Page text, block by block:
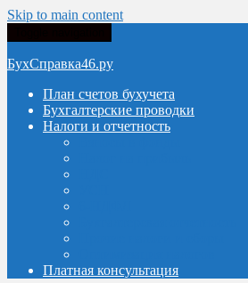
Skip to main content
БухСправка46.ру
План счетов бухучета
Бухгалтерские проводки
Налоги и отчетность
Платная консультация